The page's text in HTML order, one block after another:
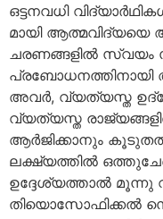
ഒട്ടനവധി
മായി
ചരണങ്ങളില്‍ സ്വയം
പ്രബോധനത്തിനായി
അവര്‍, വ്യത്യസ്ത
വ്യത്യസ്ത
ആര്‍ജിക്കാനും
ലക്ഷ്യത്തില്‍
ഉദ്ദേശ്യത്താല്‍
തിയൊസോഫിക്കല്‍